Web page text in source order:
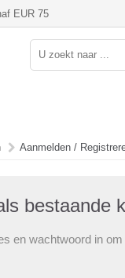
EUR 75
Aanmelden /
bestaande
en wachtwoord in